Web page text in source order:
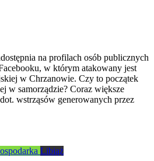
na profilach osób publicznych
w którym atakowany jest
w Chrzanowie. Czy to początek
w samorządzie? Coraz większe
wstrząsów generowanych przez
Libiąż